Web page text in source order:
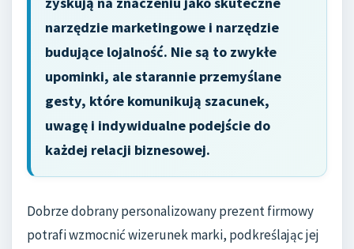
narzędzie marketingowe i narzędzie
budujące lojalność. Nie są to zwykłe
upominki, ale starannie przemyślane
gesty, które komunikują szacunek,
uwagę i indywidualne podejście do
każdej relacji biznesowej.
Dobrze dobrany personalizowany prezent firmowy
potrafi wzmocnić wizerunek marki, podkreślając jej